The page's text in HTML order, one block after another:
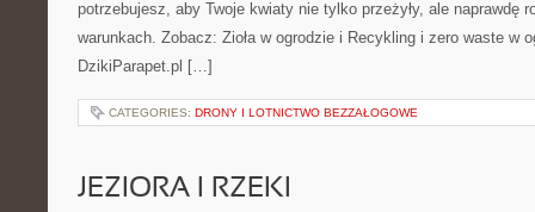
potrzebujesz, aby Twoje kwiaty nie tylko przeżyły, ale naprawdę
warunkach. Zobacz: Zioła w ogrodzie i Recykling i zero waste w
DzikiParapet.pl […]
CATEGORIES: DRONY I LOTNICTWO BEZZAŁOGOWE
JEZIORA I RZEKI